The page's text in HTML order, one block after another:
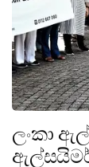
ලංකා